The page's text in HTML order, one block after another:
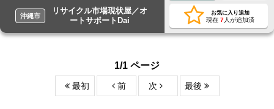
沖縄市
リサイクル市場現状屋／オ
ートサポートDai
お気に入り追加
現在 7人が追加済
1/1 ページ
最初 前 次 最後